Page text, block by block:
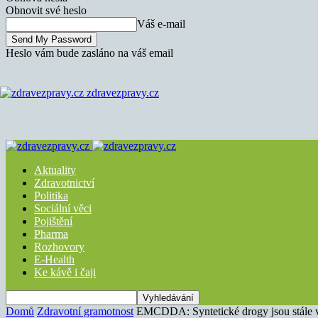
Obnovit své heslo
Váš e-mail
Heslo vám bude zasláno na váš email
zdravezpravy.cz
Aktuality
Zdravotnictví
Politika
Sociální věci
Pojištění
Pharma
Rozhovory
E-Health
Ke kávě i čaji
Domů Zdravotní gramotnost EMCDDA: Syntetické drogy jsou stále